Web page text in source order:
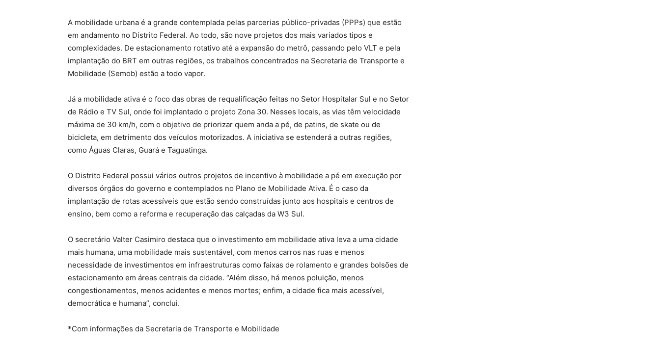
A mobilidade urbana é a grande contemplada pelas parcerias público-privadas (PPPs) que estão
em andamento no Distrito Federal. Ao todo, são nove projetos dos mais variados tipos e
complexidades. De estacionamento rotativo até a expansão do metrô, passando pelo VLT e pela
implantação do BRT em outras regiões, os trabalhos concentrados na Secretaria de Transporte e
Mobilidade (Semob) estão a todo vapor.
Já a mobilidade ativa é o foco das obras de requalificação feitas no Setor Hospitalar Sul e no Setor
de Rádio e TV Sul, onde foi implantado o projeto Zona 30. Nesses locais, as vias têm velocidade
máxima de 30 km/h, com o objetivo de priorizar quem anda a pé, de patins, de skate ou de
bicicleta, em detrimento dos veículos motorizados. A iniciativa se estenderá a outras regiões,
como Águas Claras, Guará e Taguatinga.
O Distrito Federal possui vários outros projetos de incentivo à mobilidade a pé em execução por
diversos órgãos do governo e contemplados no Plano de Mobilidade Ativa. É o caso da
implantação de rotas acessíveis que estão sendo construídas junto aos hospitais e centros de
ensino, bem como a reforma e recuperação das calçadas da W3 Sul.
O secretário Valter Casimiro destaca que o investimento em mobilidade ativa leva a uma cidade
mais humana, uma mobilidade mais sustentável, com menos carros nas ruas e menos
necessidade de investimentos em infraestruturas como faixas de rolamento e grandes bolsões de
estacionamento em áreas centrais da cidade. “Além disso, há menos poluição, menos
congestionamentos, menos acidentes e menos mortes; enfim, a cidade fica mais acessível,
democrática e humana”, conclui.
*Com informações da Secretaria de Transporte e Mobilidade